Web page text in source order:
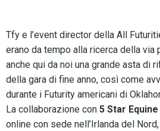
Tfy e l’event director della All
erano da tempo alla ricerca della via
anche qui da noi una grande asta di
della gara di fine anno, così come
durante i Futurity americani di
La collaborazione con 5 Star
online con sede nell’Irlanda del